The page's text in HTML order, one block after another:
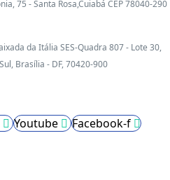
75 - Santa Rosa,Cuiabá CEP 78040-290
da Itália SES-Quadra 807 - Lote 30,
Brasília - DF, 70420-900
Youtube Facebook-f